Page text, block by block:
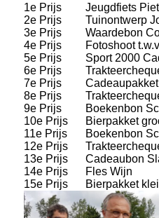
1e Prijs
Jeugdfiets
2e Prijs
Tuinontwerp
3e Prijs
Waardebon
4e Prijs
Fotoshoot
5e Prijs
Sport 2000
6e Prijs
7e Prijs
8e Prijs
9e Prijs
Boekenbon
10e Prijs
Bierpakket
11e Prijs
Boekenbon
12e Prijs
13e Prijs
Cadeaubon
14e Prijs
Fles Wijn
15e Prijs
Bierpakket